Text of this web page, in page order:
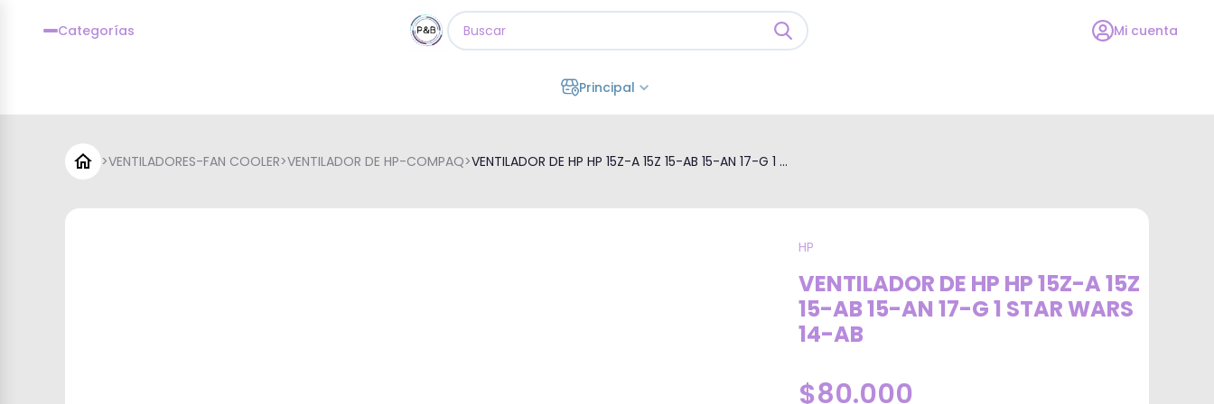
Categorías Mi cuenta
Principal
>VENTILADORES-FAN COOLER>VENTILADOR DE HP-COMPAQ>VENTILADOR DE HP HP 15Z-A 15Z 15-AB 15-AN 17-G 1 ...
HP
VENTILADOR DE HP HP 15Z-A 15Z
15-AB 15-AN 17-G 1 STAR WARS
14-AB
$80.000